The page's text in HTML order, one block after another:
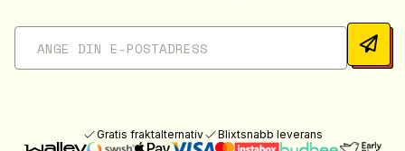
Gratis fraktalternativ Blixtsnabb leverans